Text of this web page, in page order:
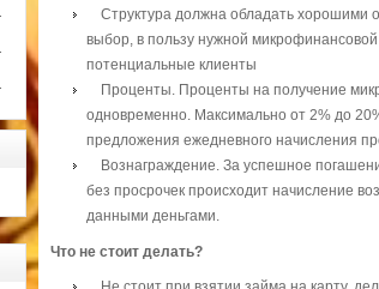
Структура должна обладать хорошими
выбор, в пользу нужной
потенциальные клиенты
Проценты. Проценты на получение
одновременно. Максимально от 2% до
предложения ежедневного начисления
Вознаграждение. За успешное
без просрочек происходит начисление
данными деньгами.
Что не стоит делать?